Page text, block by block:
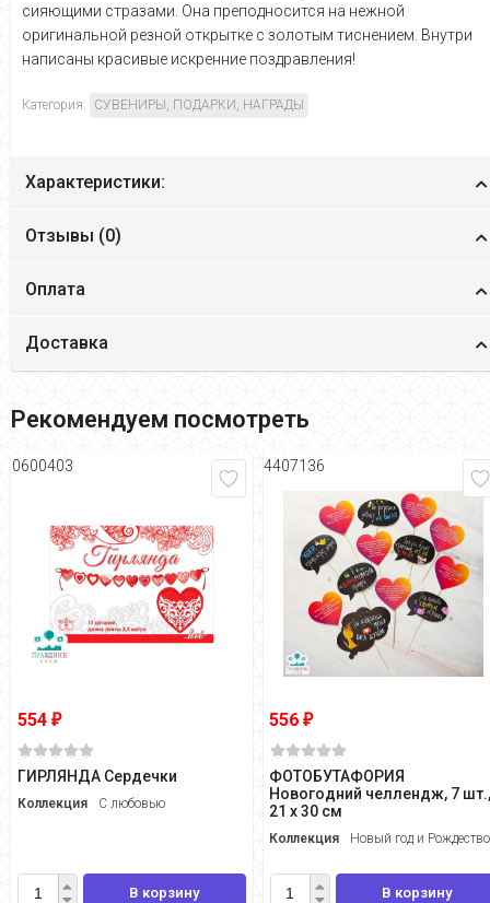
сияющими стразами. Она преподносится на нежной
оригинальной резной открытке с золотым тиснением. Внутри
написаны красивые искренние поздравления!
Категория: СУВЕНИРЫ, ПОДАРКИ, НАГРАДЫ
Характеристики:
Отзывы (0)
Оплата
Доставка
Рекомендуем посмотреть
0600403
554 ₽
ГИРЛЯНДА Сердечки
Коллекция С любовью
В корзину
4407136
556₽
ФОТОБУТАФОРИЯ
Новогодний челлендж, 7
21 х 30 см
Коллекция Новый год и Рождество
В корзину